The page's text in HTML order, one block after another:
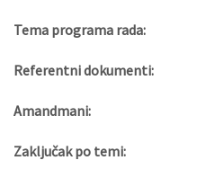
Tema programa rada:
Referentni dokumenti:
Amandmani:
Zaključak po temi: